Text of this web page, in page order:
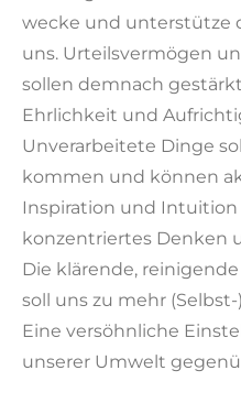
wecke und unterstütze
uns. Urteilsvermögen
sollen demnach
Ehrlichkeit und
Unverarbeitete Dinge
kommen und können
Inspiration und
konzentriertes Denken
Die klärende,
soll uns zu mehr
Eine versöhnliche
unserer Umwelt